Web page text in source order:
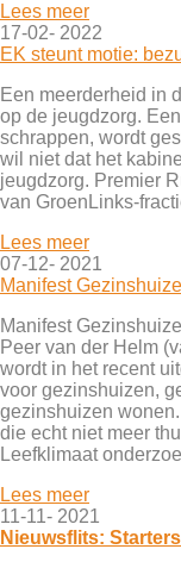
Lees meer
17-02- 2022
EK steunt motie:
Een meerderheid in
op de jeugdzorg.
schrappen, wordt
wil niet dat het
jeugdzorg. Premier
van GroenLinks-
Lees meer
07-12- 2021
Manifest
Manifest
Peer van der Helm
wordt in het recent
voor gezinshuizen,
gezinshuizen
die echt niet meer
Leefklimaat
Lees meer
11-11- 2021
Nieuwsflits: